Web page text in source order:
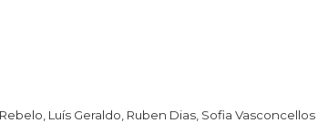
Luís Geraldo, Ruben Dias, Sofia Vasconcellos